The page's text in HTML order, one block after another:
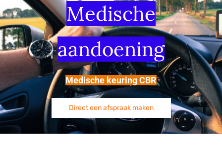
​Medische
aandoening
Medische keuring CBR
Direct een afspraak maken